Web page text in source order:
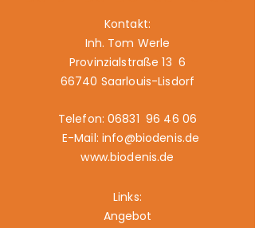
Kontakt:
Inh. Tom Werle
Provinzialstraße 13 6
66740 Saarlouis-Lisdorf
Telefon: 06831 96 46 06
E-Mail: info@biodenis.de
www.biodenis.de
Links:
Angebot